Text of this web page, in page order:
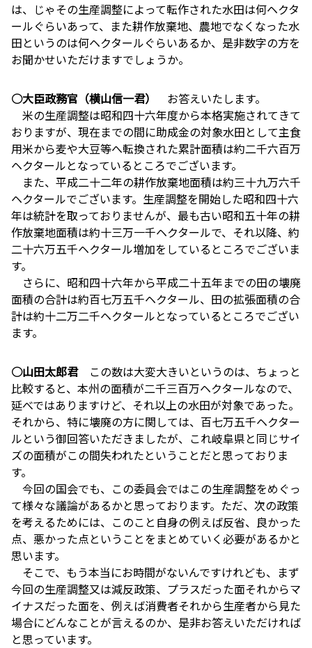
は、じゃその生産調整によって転作された水田は何ヘクタ
ールぐらいあって、また耕作放棄地、農地でなくなった水
田というのは何ヘクタールぐらいあるか、是非数字の方を
お聞かせいただけますでしょうか。
○大臣政務官（横山信一君）
お答えいたします。
米の生産調整は昭和四十六年度から本格実施されてきて
おりますが、現在までの間に助成金の対象水田として主食
用米から麦や大豆等へ転換された累計面積は約二千六百万
ヘクタールとなっているところでございます。
また、平成二十二年の耕作放棄地面積は約三十九万六千
ヘクタールでございます。生産調整を開始した昭和四十六
年は統計を取っておりませんが、最も古い昭和五十年の耕
作放棄地面積は約十三万一千ヘクタールで、それ以降、約
二十六万五千ヘクタール増加をしているところでございま
す。
さらに、昭和四十六年から平成二十五年までの田の壊廃
面積の合計は約百七万五千ヘクタール、田の拡張面積の合
計は約十二万二千ヘクタールとなっているところでござい
ます。
○山田太郎君この数は大変大きいというのは、ちょっと
比較すると、本州の面積が二千三百万ヘクタールなので、
延べではありますけど、それ以上の水田が対象であった。
それから、特に壊廃の方に関しては、百七万五千ヘクター
ルという御回答いただきましたが、これ岐阜県と同じサイ
ズの面積がこの間失われたということだと思っておりま
す。
今回の国会でも、この委員会ではこの生産調整をめぐっ
て様々な議論があるかと思っております。ただ、次の政策
を考えるためには、このこと自身の例えば反省、良かった
点、悪かった点ということをまとめていく必要があるかと
思います。
そこで、もう本当にお時間がないんですけれども、まず
今回の生産調整又は減反政策、プラスだった面それからマ
イナスだった面を、例えば消費者それから生産者から見た
場合にどんなことが言えるのか、是非お答えいただければ
と思っています。